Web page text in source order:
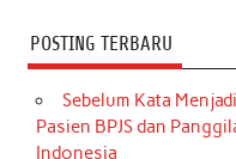
POSTING TERBARU
Sebelum Kata
Pasien BPJS dan
Indonesia